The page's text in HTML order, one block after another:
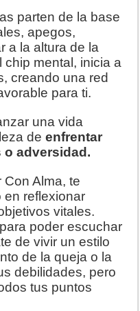
parten de la base
apegos,
a la altura de la
chip mental, inicia a
creando una red
para ti.
una vida
deenfrentar
adversidad.
Alma, te
en reflexionar
vitales.
poder escuchar
de vivir un estilo
de la queja o la
debilidades, pero
tus puntos